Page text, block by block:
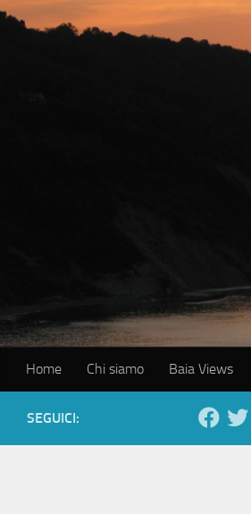
Salta al contenuto
Home Chi siamo Baia Views
SEGUICI: